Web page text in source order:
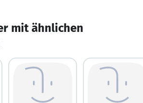
mit ähnlichen